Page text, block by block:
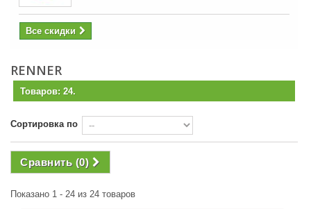
Все скидки
RENNER
Товаров: 24.
Сортировка по
Сравнить (0)
Показано 1 - 24 из 24 товаров